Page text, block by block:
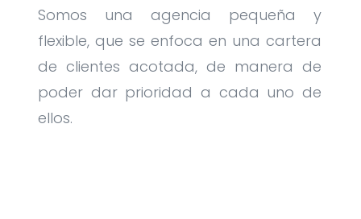
Somos una agencia pequeña y
flexible, que se enfoca en una cartera
de clientes acotada, de manera de
poder dar prioridad a cada uno de
ellos.